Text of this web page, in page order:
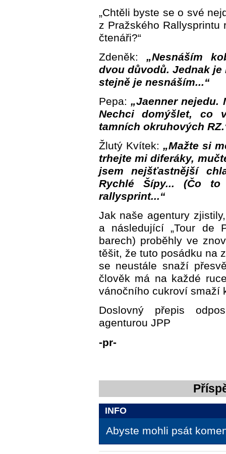
„Chtěli byste se o své
z Pražského Rallysprintu
čtenáři?“
Zdeněk: „Nesnáším
dvou důvodů. Jednak je
stejně je nesnáším...“
Pepa: „Jaenner nejedu.
Nechci domýšlet, co
tamních okruhových
Žlutý Kvítek: „Mažte si
trhejte mi diferáky,
jsem nejšťastnější
Rychlé Šípy... (Čo
rallysprint...“
Jak naše agentury
a následující „Tour de
barech) proběhly ve
těšit, že tuto posádku na
se neustále snaží
člověk má na každé
vánočního cukroví smaží
Doslovný přepis
agenturou JPP
-pr-
INFO
Abyste mohli psát